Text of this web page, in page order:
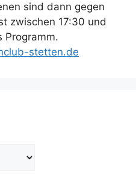
sind dann gegen
zwischen 17:30 und
Programm.
stetten.de